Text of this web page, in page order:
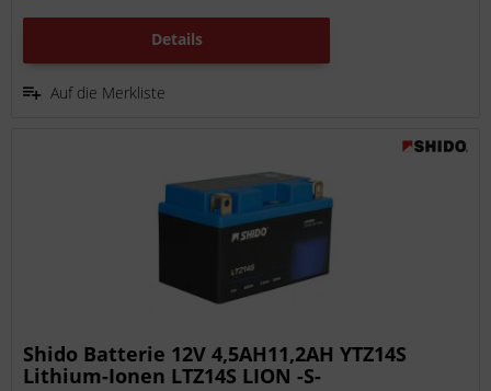
Details
Auf die Merkliste
Shido Batterie 12V 4,5AH11,2AH YTZ14S
Lithium-Ionen LTZ14S LION -S-